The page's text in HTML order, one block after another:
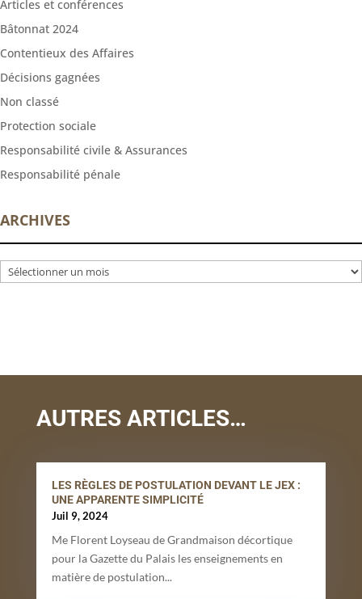
Articles et conférences
Bâtonnat 2024
Contentieux des Affaires
Décisions gagnées
Non classé
Protection sociale
Responsabilité civile & Assurances
Responsabilité pénale
ARCHIVES
Archives
AUTRES ARTICLES…
LES RÈGLES DE POSTULATION DEVANT LE JEX :
UNE APPARENTE SIMPLICITÉ
Juil 9, 2024
Me Florent Loyseau de Grandmaison décortique
pour la Gazette du Palais les enseignements en
matière de postulation...